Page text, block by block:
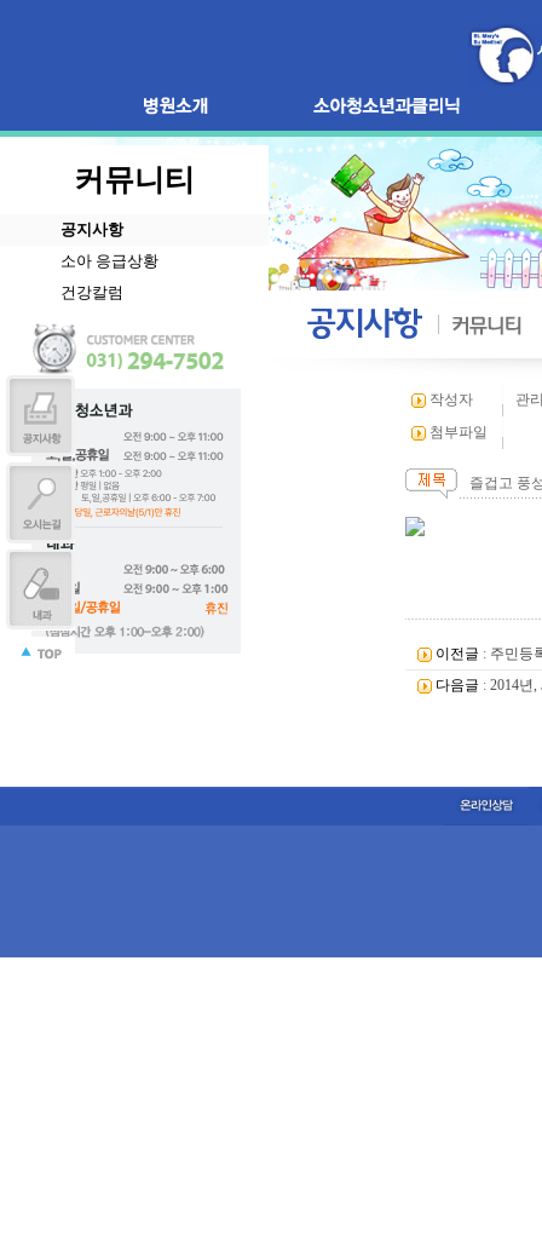
커뮤니티
공지사항
소아 응급상황
건강칼럼
작성자
관
첨부파일
즐겁고 풍
이전글 : 주민등
다음글 : 2014년